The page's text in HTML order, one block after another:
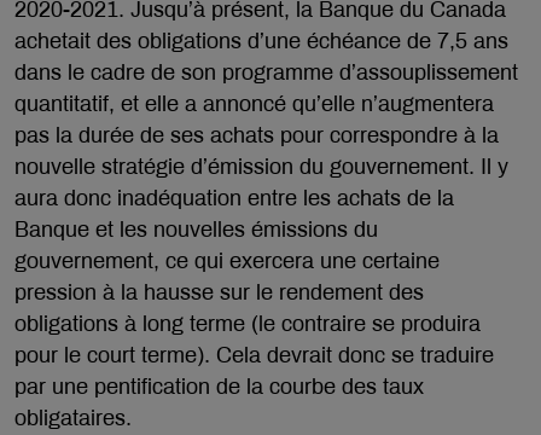
2020-2021. Jusqu’à présent, la Banque du Canada
achetait des obligations d’une échéance de 7,5 ans
dans le cadre de son programme d’assouplissement
quantitatif, et elle a annoncé qu’elle n’augmentera
pas la durée de ses achats pour correspondre à la
nouvelle stratégie d’émission du gouvernement. Il y
aura donc inadéquation entre les achats de la
Banque et les nouvelles émissions du
gouvernement, ce qui exercera une certaine
pression à la hausse sur le rendement des
obligations à long terme (le contraire se produira
pour le court terme). Cela devrait donc se traduire
par une pentification de la courbe des taux
obligataires.